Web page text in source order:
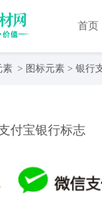
首页
素 > 图标元素 > 银行
付宝银行标志